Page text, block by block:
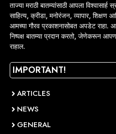
ताज्या मराठी बातम्यांसाठी आपला
साहित्य, क्रीडा, मनोरंजन, व्यापार, शिक्षण
आमच्या गौरव प्रकाशनासोबत अपडेट राहा.
निष्पक्ष बातम्या प्रदान करतो, जेणेकरून आपण
राहाल.
IMPORTANT!
ARTICLES
NEWS
GENERAL